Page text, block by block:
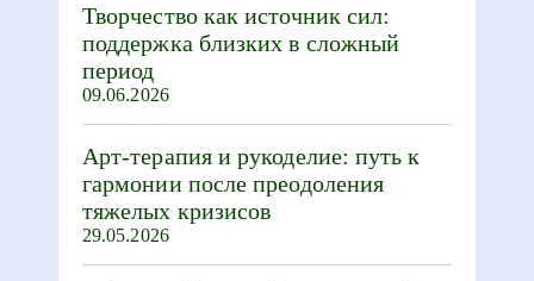
Творчество как источник сил:
поддержка близких в сложный
период
09.06.2026
Арт-терапия и рукоделие: путь к
гармонии после преодоления
тяжелых кризисов
29.05.2026